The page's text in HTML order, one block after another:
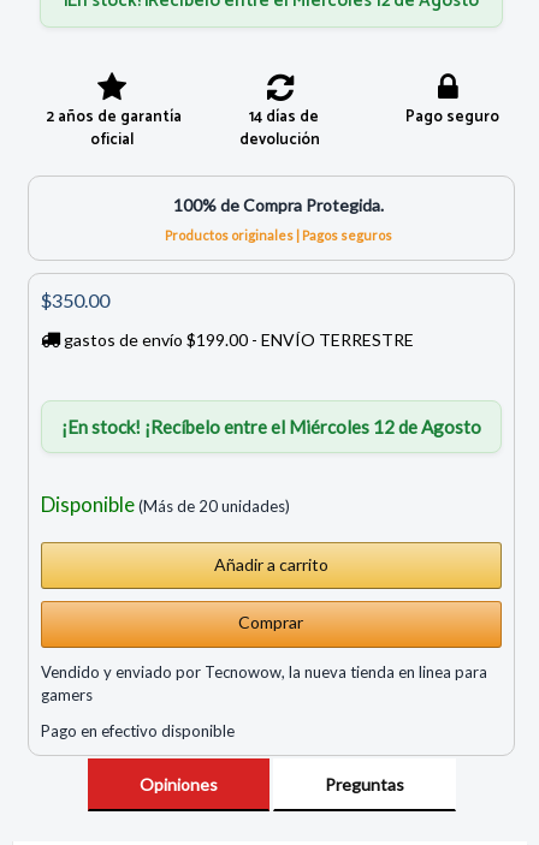
2 años de garantía
oficial
14 días de
devolución
Pago seguro
100% de Compra Protegida.
Productos originales | Pagos seguros
$350.00
gastos de envío $199.00 - ENVÍO TERRESTRE
¡En stock! ¡Recíbelo entre el Miércoles 12 de Agosto
Disponible(Más de 20 unidades)
Comprar
Vendido y enviado por Tecnowow, la nueva tienda en linea para
gamers
Pago en efectivo disponible
Opiniones Preguntas